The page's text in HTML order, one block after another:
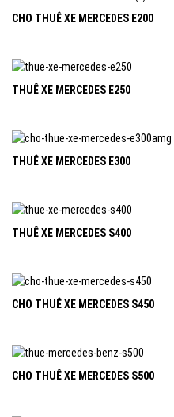
CHO THUÊ XE MERCEDES E200
THUÊ XE MERCEDES E250
THUÊ XE MERCEDES E300
THUÊ XE MERCEDES S400
CHO THUÊ XE MERCEDES S450
CHO THUÊ XE MERCEDES S500